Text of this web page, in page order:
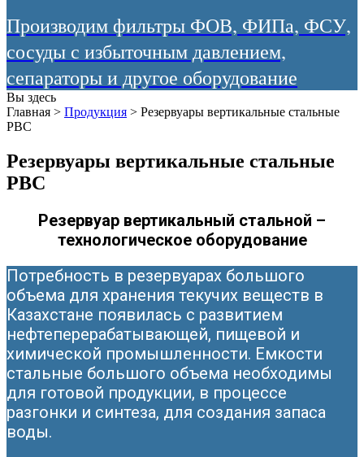
Производим фильтры ФОВ, ФИПа, ФСУ,
сосуды с избыточным давлением,
сепараторы и другое оборудование
Вы здесь
Главная > Продукция > Резервуары вертикальные стальные
РВС
Резервуары вертикальные стальные
РВС
Резервуар вертикальный стальной –
технологическое оборудование
Потребность в резервуарах большого
объема для хранения текучих веществ в
Казахстане появилась с развитием
нефтеперерабатывающей, пищевой и
химической промышленности. Емкости
стальные большого объема необходимы
для готовой продукции, в процессе
разгонки и синтеза, для создания запаса
воды.